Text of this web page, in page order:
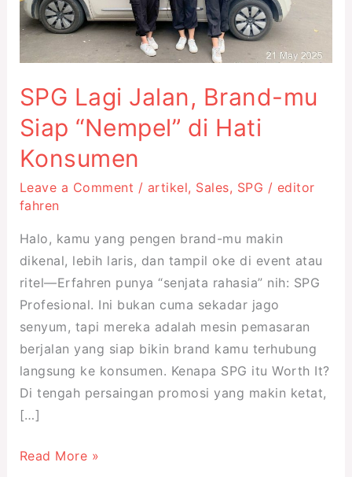
SPG Lagi Jalan, Brand-mu
Siap “Nempel” di Hati
Konsumen
Leave a Comment / artikel, Sales, SPG / editor
fahren
Halo, kamu yang pengen brand-mu makin
dikenal, lebih laris, dan tampil oke di event atau
ritel—Erfahren punya “senjata rahasia” nih: SPG
Profesional. Ini bukan cuma sekadar jago
senyum, tapi mereka adalah mesin pemasaran
berjalan yang siap bikin brand kamu terhubung
langsung ke konsumen. Kenapa SPG itu Worth It?
Di tengah persaingan promosi yang makin ketat,
[…]
Siap
“Nempel”
di
Konsumen
Read More »